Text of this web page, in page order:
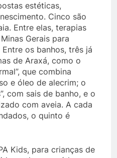
estéticas,
Cinco são
Entre elas, terapias
Gerais para
os banhos, três já
de Araxá, como o
que combina
e óleo de alecrim; o
com sais de banho, e o
com aveia. A cada
o quinto é
Kids, para crianças de